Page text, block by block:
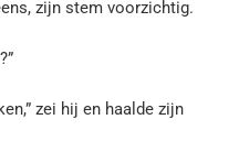
zijn stem voorzichtig.
zei hij en haalde zijn